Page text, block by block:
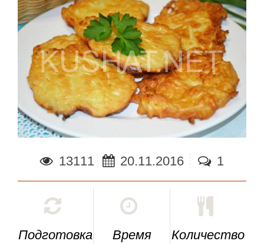
13111 20.11.2016 1
Подготовка
Время
Количество